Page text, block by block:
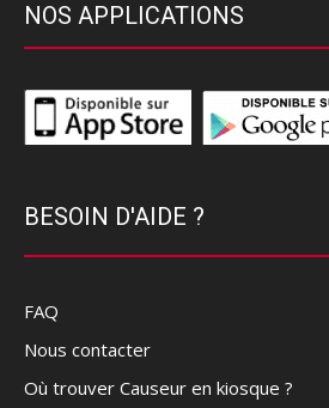
NOS APPLICATIONS
BESOIN D'AIDE ?
FAQ
Nous contacter
Où trouver Causeur en kiosque ?